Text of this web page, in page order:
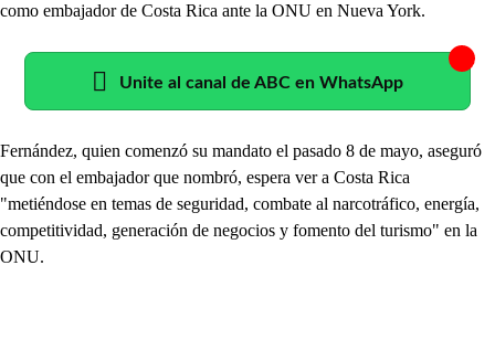
como embajador de Costa Rica ante la ONU en Nueva York.
Unite al canal de ABC en WhatsApp
Fernández, quien comenzó su mandato el pasado 8 de mayo, aseguró
que con el embajador que nombró, espera ver a Costa Rica
"metiéndose en temas de seguridad, combate al narcotráfico, energía,
competitividad, generación de negocios y fomento del turismo" en la
ONU.